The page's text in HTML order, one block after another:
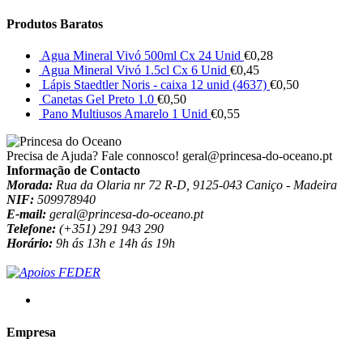
Produtos Baratos
Agua Mineral Vivó 500ml Cx 24 Unid €0,28
Agua Mineral Vivó 1.5cl Cx 6 Unid €0,45
Lápis Staedtler Noris - caixa 12 unid (4637) €0,50
Canetas Gel Preto 1.0 €0,50
Pano Multiusos Amarelo 1 Unid €0,55
Precisa de Ajuda? Fale connosco! geral@princesa-do-oceano.pt
Informação de Contacto
Morada: Rua da Olaria nr 72 R-D, 9125-043 Caniço - Madeira
NIF: 509978940
E-mail: geral@princesa-do-oceano.pt
Telefone: (+351) 291 943 290
Horário: 9h ás 13h e 14h ás 19h
Empresa